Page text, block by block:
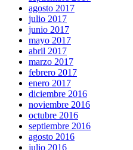
agosto 2017
julio 2017
junio 2017
mayo 2017
abril 2017
marzo 2017
febrero 2017
enero 2017
diciembre 2016
noviembre 2016
octubre 2016
septiembre 2016
agosto 2016
julio 2016